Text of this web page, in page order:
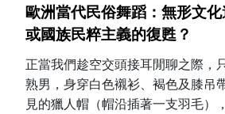
歐洲當代民俗舞蹈：無形文
或國族民粹主義的復甦？
正當我們趁空交頭接耳閒聊之際，
熟男，身穿白色襯衫、褐色及膝吊
見的獵人帽（帽沿插著一支羽毛）